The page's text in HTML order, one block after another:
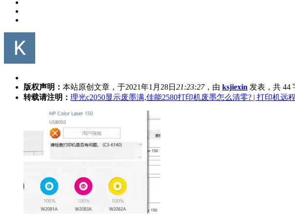
版权声明： 本站原创文章，于2021年1月28日 21:23:27，由 ksjiexin 发表，共 44
转载请注明： 理光c2050显示废墨满,佳能2580打印机废墨怎么清零? | 打印机远